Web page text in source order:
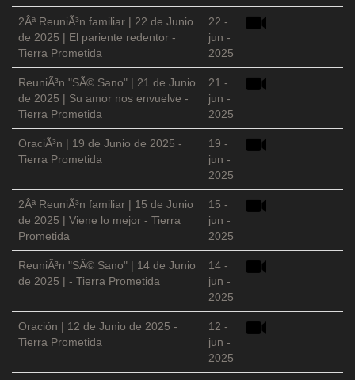
2Âª ReuniÃ³n familiar | 22 de Junio
de 2025 | El pariente redentor -
Tierra Prometida
22 -
jun -
2025
ReuniÃ³n "SÃ© Sano" | 21 de Junio
de 2025 | Su amor nos envuelve -
Tierra Prometida
21 -
jun -
2025
OraciÃ³n | 19 de Junio de 2025 -
Tierra Prometida
19 -
jun -
2025
2Âª ReuniÃ³n familiar | 15 de Junio
de 2025 | Viene lo mejor - Tierra
Prometida
15 -
jun -
2025
ReuniÃ³n "SÃ© Sano" | 14 de Junio
de 2025 | - Tierra Prometida
14 -
jun -
2025
Oración | 12 de Junio de 2025 -
Tierra Prometida
12 -
jun -
2025